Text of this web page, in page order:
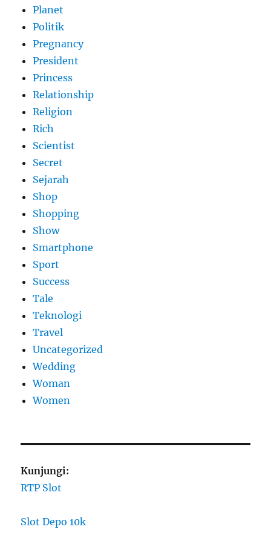
Planet
Politik
Pregnancy
President
Princess
Relationship
Religion
Rich
Scientist
Secret
Sejarah
Shop
Shopping
Show
Smartphone
Sport
Success
Tale
Teknologi
Travel
Uncategorized
Wedding
Woman
Women
Kunjungi:
RTP Slot
Slot Depo 10k